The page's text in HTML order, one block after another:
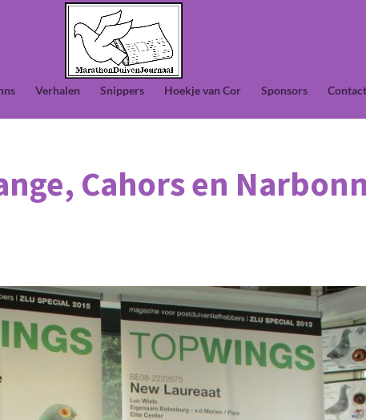
Verhalen Snippers Hoekje van Cor Sponsors Contact
Cahors en